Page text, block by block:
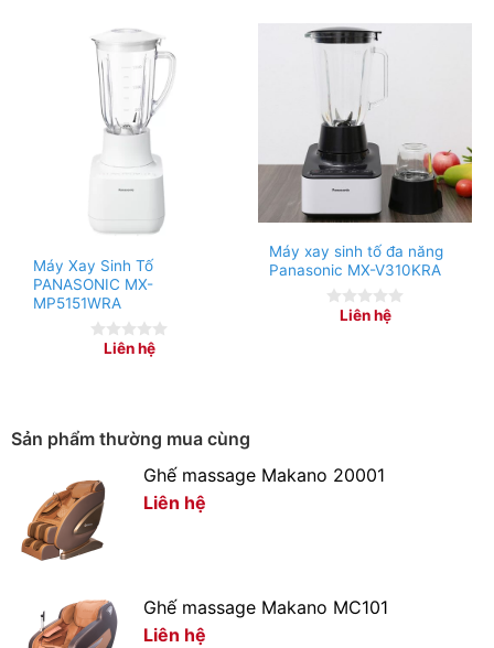
Máy xay sinh tố Bear có 2 cốc xay 350 ml làm từ nhựa
an toàn, kháng vỡ, có thể sử dụng cho nhiều nhu cầu,
giúp bạn tiện xay các loại thức uống khác nhau
Máy Xay Sinh Tố
PANASONIC MX-
MP5151WRA
Liên hệ
Máy xay sinh tố đa năng
Panasonic MX-V310KRA
Liên hệ
Sản phẩm thường mua cùng
Ghế massage Makano 20001
Liên hệ
Ghế massage Makano MC101
Liên hệ